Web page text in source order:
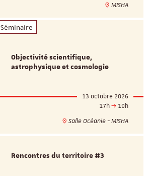
MISHA
Séminaire
Objectivité scientifique,
astrophysique et cosmologie
13 octobre 2026
17h
19h
Salle Océanie - MISHA
Rencontres du territoire #3